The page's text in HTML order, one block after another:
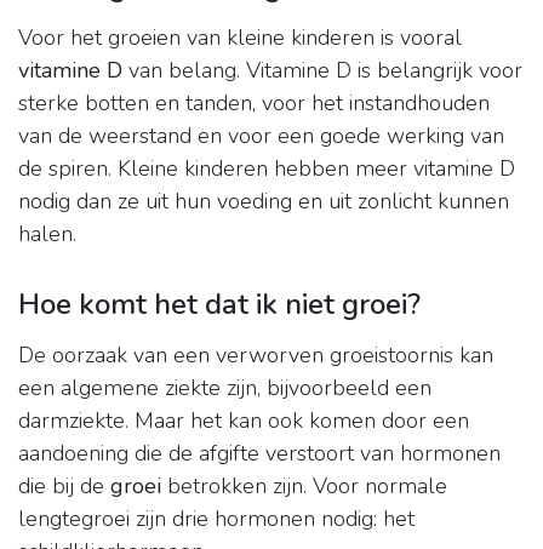
Voor het groeien van kleine kinderen is vooral
vitamine D van belang. Vitamine D is belangrijk voor
sterke botten en tanden, voor het instandhouden
van de weerstand en voor een goede werking van
de spiren. Kleine kinderen hebben meer vitamine D
nodig dan ze uit hun voeding en uit zonlicht kunnen
halen.
Hoe komt het dat ik niet groei?
De oorzaak van een verworven groeistoornis kan
een algemene ziekte zijn, bijvoorbeeld een
darmziekte. Maar het kan ook komen door een
aandoening die de afgifte verstoort van hormonen
die bij de groei betrokken zijn. Voor normale
lengtegroei zijn drie hormonen nodig: het